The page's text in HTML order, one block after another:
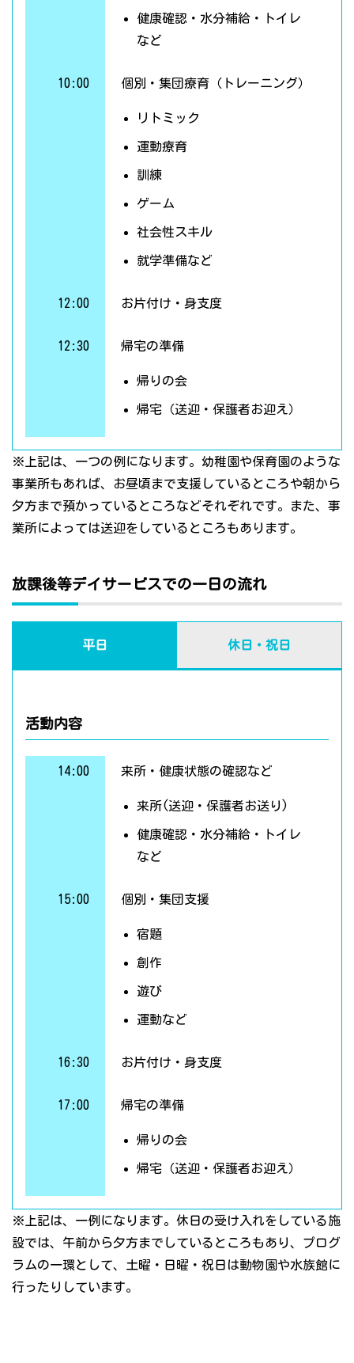
健康確認・水分補給・トイレ
など
10:00 個別・集団療育（トレーニング）
リトミック
運動療育
訓練
ゲーム
社会性スキル
就学準備など
12:00 お片付け・身支度
12:30 帰宅の準備
帰りの会
帰宅（送迎・保護者お迎え）
※上記は、一つの例になります。幼稚園や保育園のような
事業所もあれば、お昼頃まで支援しているところや朝から
夕方まで預かっているところなどそれぞれです。また、事
業所によっては送迎をしているところもあります。
放課後等デイサービスでの一日の流れ
平日 休日・祝日
活動内容
14:00 来所・健康状態の確認など
来所(送迎・保護者お送り)
健康確認・水分補給・トイレ
など
15:00 個別・集団支援
宿題
創作
遊び
運動など
16:30 お片付け・身支度
17:00 帰宅の準備
帰りの会
帰宅（送迎・保護者お迎え）
※上記は、一例になります。休日の受け入れをしている施
設では、午前から夕方までしているところもあり、プログ
ラムの一環として、土曜・日曜・祝日は動物園や水族館に
行ったりしています。